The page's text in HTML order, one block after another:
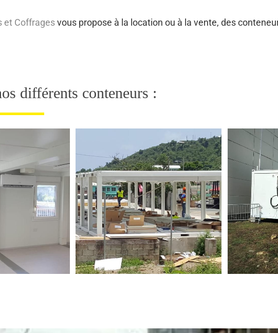
et Coffragesvous propose à la location ou à la vente, des
différents conteneurs :